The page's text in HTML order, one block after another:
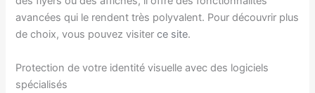
avancées qui le rendent très polyvalent. Pour découvrir plus
de choix, vous pouvez visiterce site.
Protection de votre identité visuelle avec des logiciels
spécialisés